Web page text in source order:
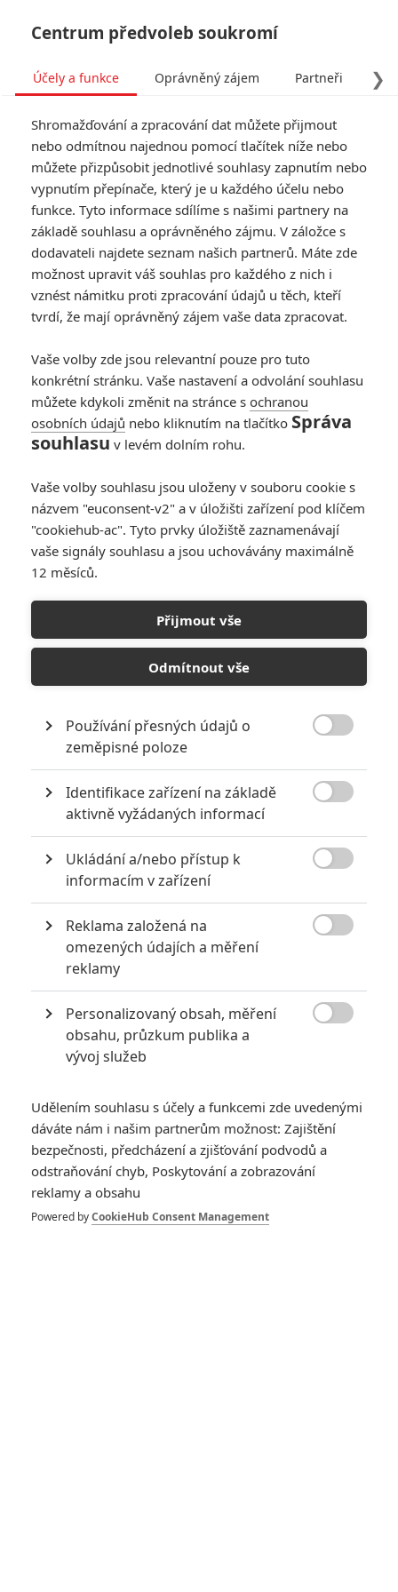
Box office: V kinech dál
straší jen Beetlejuice, nový
horor lidi neláká
Napsal:Petr Slavík - (Anarvin), 15.09.2024 23:21
PŘIDAT NOVÝ KOMENTÁŘ
Pro psaní komentářů, se přihlašte.
RECENZE FILMŮ
10
Recenze: Zcela výjimečná Gerta
Schnirch nebarví hnus českých dějin
narůžovo
5
Recenze: Záhada strašidelného
8 Recenze: Občanská válka
6
Recenze: Godzilla x Kong: Nové
impérium
8 Recenze: Opičí muž
POSLEDNÍ KOMENTOVANÉ
ČLÁNEK | 01.08.2026 16:40
Marvel nečekaně zrušil již schválené pokračování
拆彈專家
1 ČLÁNEK | 30.07.2026 20:14
Děti krve a kostí: Regulérní trailer představuje akční fantasy
dobrodružství s vůní Afriky
Spider-Man: Zbrusu nový den – Podle recenzí máme čekat
Centrum předvoleb soukromí
❯
Účely a funkce Oprávněný zájem Partneři
Shromažďování a zpracování dat můžete přijmout
nebo odmítnou najednou pomocí tlačítek níže nebo
můžete přizpůsobit jednotlivé souhlasy zapnutím nebo
vypnutím přepínače, který je u každého účelu nebo
funkce. Tyto informace sdílíme s našimi partnery na
základě souhlasu a oprávněného zájmu. V záložce s
dodavateli najdete seznam našich partnerů. Máte zde
možnost upravit váš souhlas pro každého z nich i
vznést námitku proti zpracování údajů u těch, kteří
tvrdí, že mají oprávněný zájem vaše data zpracovat.
Vaše volby zde jsou relevantní pouze pro tuto
konkrétní stránku. Vaše nastavení a odvolání souhlasu
můžete kdykoli změnit na stránce s ochranou
osobních údajů nebo kliknutím na tlačítko Správa
souhlasu v levém dolním rohu.
Vaše volby souhlasu jsou uloženy v souboru cookie s
názvem "euconsent-v2" a v úložišti zařízení pod klíčem
"cookiehub-ac". Tyto prvky úložiště zaznamenávají
vaše signály souhlasu a jsou uchovávány maximálně
12 měsíců.
Přijmout vše
Odmítnout vše
Používání přesných údajů o
zeměpisné poloze
Identifikace zařízení na základě
aktivně vyžádaných informací
Ukládání a/nebo přístup k
informacím v zařízení
Reklama založená na
omezených údajích a měření
reklamy
Personalizovaný obsah, měření
obsahu, průzkum publika a
vývoj služeb
Udělením souhlasu s účely a funkcemi zde uvedenými
dáváte nám i našim partnerům možnost: Zajištění
bezpečnosti, předcházení a zjišťování podvodů a
odstraňování chyb, Poskytování a zobrazování
reklamy a obsahu
Powered byCookieHub Consent Management